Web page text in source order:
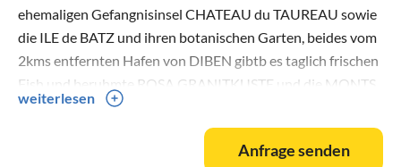
ehemaligen Gefangnisinsel CHATEAU du TAUREAU sowie
die ILE de BATZ und ihren botanischen Garten, beides vom
2kms entfernten Hafen von DIBEN gibtb es taglich frischen
Fish und beruhmte ROSA GRANITKUSTE und die MONTS
D\'ARREE erreichen Sis nach
weiterlesen
Anfrage senden